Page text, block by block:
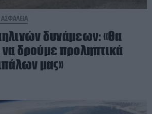
δυνάμεων: «Θα
δρούμε προληπτικά
μας»